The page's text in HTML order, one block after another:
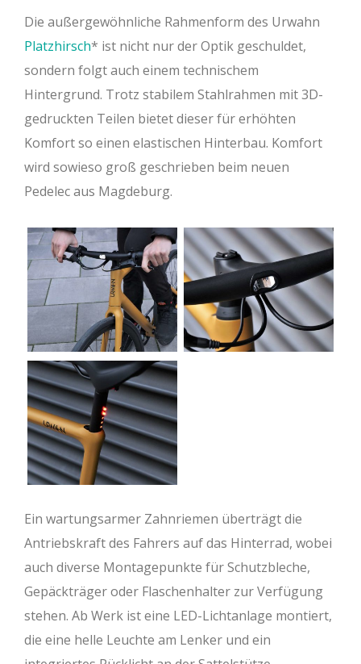
Die außergewöhnliche Rahmenform des Urwahn
Platzhirsch
ist nicht nur der Optik geschuldet,
sondern folgt auch einem technischem
Hintergrund. Trotz stabilem Stahlrahmen mit 3D-
gedruckten Teilen bietet dieser für erhöhten
Komfort so einen elastischen Hinterbau. Komfort
wird sowieso groß geschrieben beim neuen
Pedelec aus Magdeburg.
Ein wartungsarmer Zahnriemen überträgt die
Antriebskraft des Fahrers auf das Hinterrad, wobei
auch diverse Montagepunkte für Schutzbleche,
Gepäckträger oder Flaschenhalter zur Verfügung
stehen. Ab Werk ist eine LED-Lichtanlage montiert,
die eine helle Leuchte am Lenker und ein